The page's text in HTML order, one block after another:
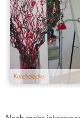
Kuschelecke